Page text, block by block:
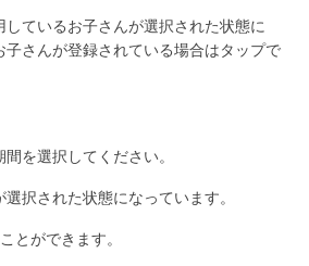
ているお子さんが選択された状態に
子さんが登録されている場合はタップで
を選択してください。
択された状態になっています。
とができます。